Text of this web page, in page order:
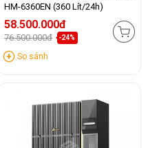
HM-6360EN (360 Lít/24h)
58.500.000đ
76.500.000đ -24%
So sánh